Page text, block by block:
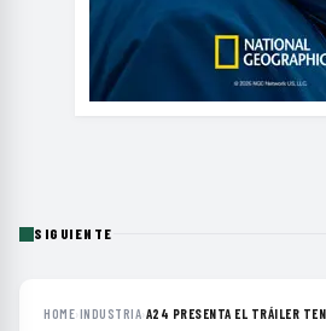
SIGUIENTE
HOME›INDUSTRIA›A24 PRESENTA EL TRÁILER